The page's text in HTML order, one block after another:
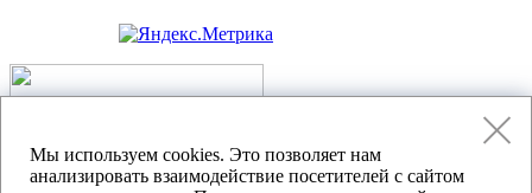
Политика конфиденциальности
Согласие на обработку персональных данных
Мы используем cookies. Это позволяет нам
анализировать взаимодействие посетителей с сайтом